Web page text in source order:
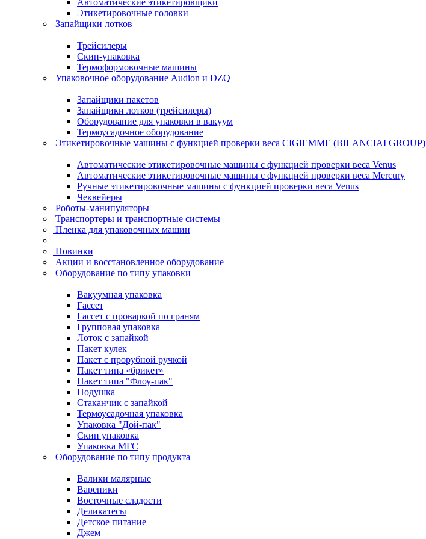
Автоматические этикетировщики
Этикетировочные головки
Запайщики лотков
Трейсилеры
Скин-упаковка
Термоформовочные машины
Упаковочное оборудование Audion и DZQ
Запайщики пакетов
Запайщики лотков (трейсилеры)
Оборудование для упаковки в вакуум
Термоусадочное оборудование
Этикетировочные машины с функцией проверки веса CIGIEMME (BILANCIAI GROUP)
Автоматические этикетировочные машины с функцией проверки веса Venus
Автоматические этикетировочные машины с функцией проверки веса Mercury
Ручные этикетировочные машины с функцией проверки веса Venus
Чеквейеры
Роботы-манипуляторы
Транспортеры и транспортные системы
Пленка для упаковочных машин
Новинки
Акции и восстановленное оборудование
Оборудование по типу упаковки
Вакуумная упаковка
Гассет
Гассет с проваркой по граням
Групповая упаковка
Лоток с запайкой
Пакет кулек
Пакет с прорубной ручкой
Пакет типа «брикет»
Пакет типа "Флоу-пак"
Подушка
Стаканчик с запайкой
Термоусадочная упаковка
Упаковка "Дой-пак"
Скин упаковка
Упаковка МГС
Оборудование по типу продукта
Валики малярные
Вареники
Восточные сладости
Деликатесы
Детское питание
Джем